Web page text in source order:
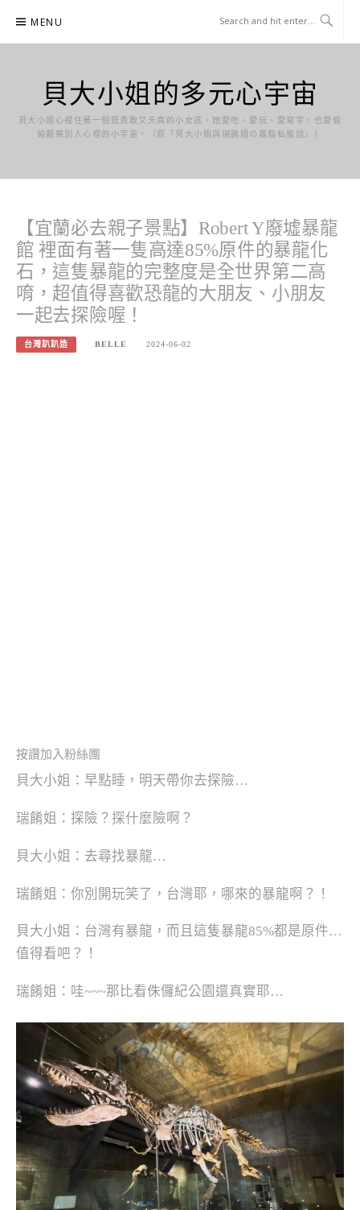
content
MENU
貝大小姐的多元心宇宙
貝大小姐心裡住著一個既勇敢又天真的小女孩，她愛吃、愛玩、愛寫字，也愛偷
偷觀察別人心裡的小宇宙。（原『貝大小姐與瑞餚姐の囂脂私蜜話』）
【宜蘭必去親子景點】Robert Y廢墟暴龍
館 裡面有著一隻高達85%原件的暴龍化
石，這隻暴龍的完整度是全世界第二高
唷，超值得喜歡恐龍的大朋友、小朋友
一起去探險喔！
台灣趴趴造 BELLE 2024-06-02
按讚加入粉絲團
貝大小姐：早點睡，明天帶你去探險…
瑞餚姐：探險？探什麼險啊？
貝大小姐：去尋找暴龍…
瑞餚姐：你別開玩笑了，台灣耶，哪來的暴龍啊？！
貝大小姐：台灣有暴龍，而且這隻暴龍85%都是原件…
值得看吧？！
瑞餚姐：哇~~~那比看侏儸紀公園還真實耶…